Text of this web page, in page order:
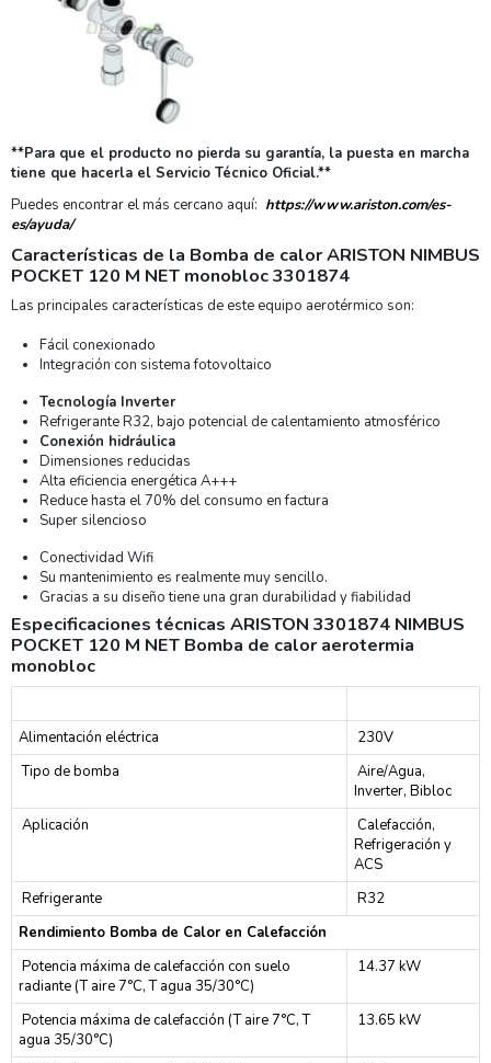
**Para que el producto no pierda su garantía, la puesta en marcha
tiene que hacerla el Servicio Técnico Oficial.**
Puedes encontrar el más cercano aquí: https://www.ariston.com/es-
es/ayuda/
Características de la Bomba de calor ARISTON NIMBUS
POCKET 120 M NET monobloc 3301874
Las principales características de este equipo aerotérmico son:
Fácil conexionado
Integración con sistema fotovoltaico
Tecnología Inverter
Refrigerante R32, bajo potencial de calentamiento atmosférico
Conexión hidráulica
Dimensiones reducidas
Alta eficiencia energética A+++
Reduce hasta el 70% del consumo en factura
Super silencioso
Conectividad Wifi
Su mantenimiento es realmente muy sencillo.
Gracias a su diseño tiene una gran durabilidad y fiabilidad
Especificaciones técnicas ARISTON 3301874 NIMBUS
POCKET 120 M NET Bomba de calor aerotermia
monobloc
Alimentación eléctrica
230V
Tipo de bomba
Aire/Agua,
Inverter, Bibloc
Aplicación
Calefacción,
Refrigeración y
ACS
Refrigerante
R32
Rendimiento Bomba de Calor en Calefacción
Potencia máxima de calefacción con suelo
radiante (T aire 7°C, T agua 35/30°C)
14.37 kW
Potencia máxima de calefacción (T aire 7°C, T
agua 35/30°C)
13.65 kW